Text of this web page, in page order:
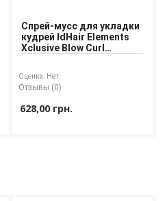
Спрей-мусс для укладки
кудрей IdHair Elements
Xclusive Blow Curl
Оценка: Нет
Отзывы (0)
628,00 грн.